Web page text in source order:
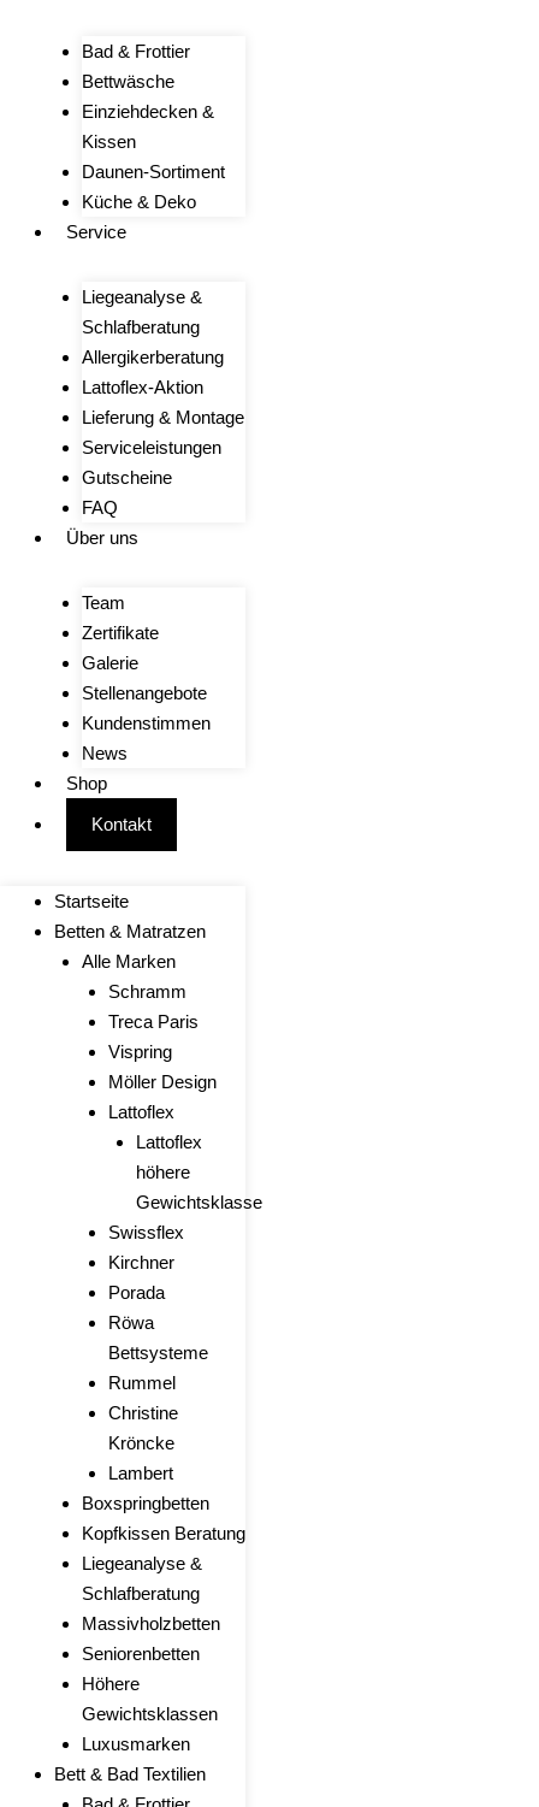
Bad & Frottier
Bettwäsche
Einziehdecken &
Kissen
Daunen-Sortiment
Küche & Deko
Service
Liegeanalyse &
Schlafberatung
Allergikerberatung
Lattoflex-Aktion
Lieferung & Montage
Serviceleistungen
Gutscheine
FAQ
Über uns
Team
Zertifikate
Galerie
Stellenangebote
Kundenstimmen
News
Shop
Kontakt
Startseite
Betten & Matratzen
Alle Marken
Schramm
Treca Paris
Vispring
Möller Design
Lattoflex
Lattoflex
höhere
Gewichtsklasse
Swissflex
Kirchner
Porada
Röwa
Bettsysteme
Rummel
Christine
Kröncke
Lambert
Boxspringbetten
Kopfkissen Beratung
Liegeanalyse &
Schlafberatung
Massivholzbetten
Seniorenbetten
Höhere
Gewichtsklassen
Luxusmarken
Bett & Bad Textilien